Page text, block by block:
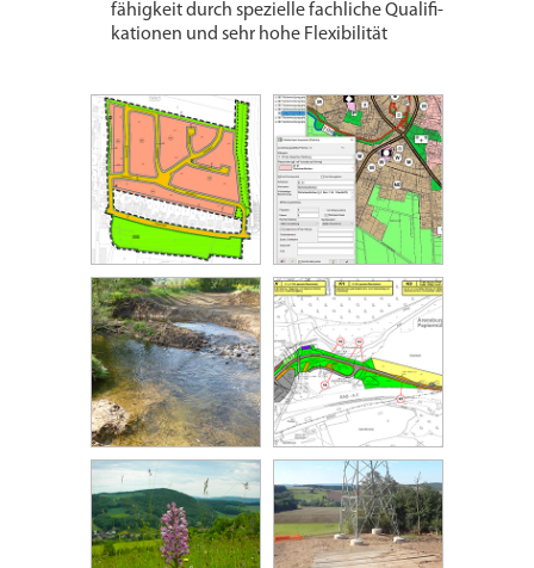
fähig­keit durch spezielle fach­liche Qualifi­
kationen und sehr hohe Flexibi­lität